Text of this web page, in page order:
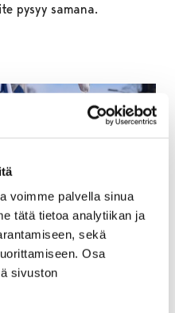
voimme palvella sinua
tätä tietoa analytiikan ja
sekä
Osa
sivuston
pysyy samana.